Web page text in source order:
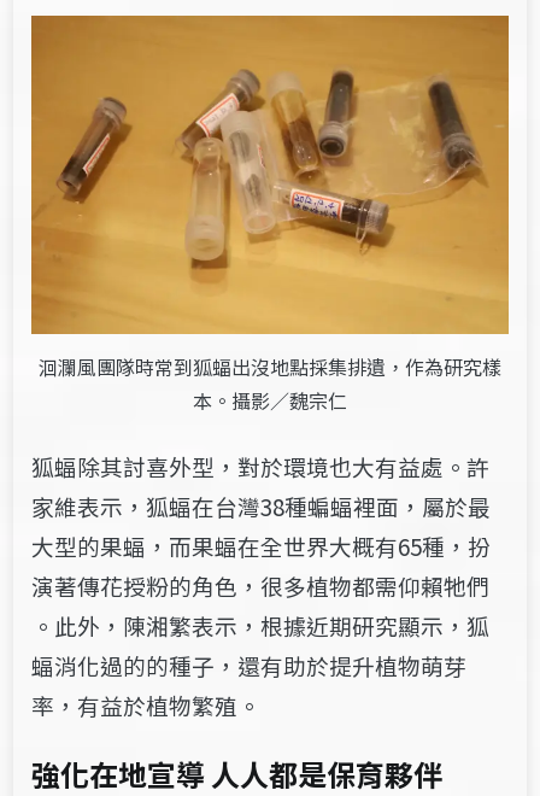
洄瀾風團隊時常到狐蝠出沒地點採集排遺，作為研究樣
本。攝影／魏宗仁
狐蝠除其討喜外型，對於環境也大有益處。許
家維表示，狐蝠在台灣​38​​種蝙蝠裡面，​屬​於​最
大型的果蝠​，​​而果蝠在全世界大概有​65​種，扮
演著傳花授粉的角色，很多植物都​需​仰賴​牠​​​們​​
。此外，​陳湘繁​表示，根據近期研究顯示，狐
蝠消化過的的種子，還有助於提升植物萌芽
率，​有益於​​植物繁殖​​。
強化在地宣導 人人都是保育夥伴